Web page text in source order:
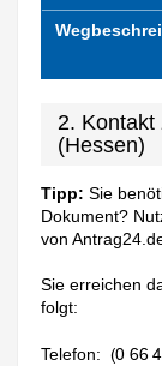
2. Kontakt
(Hessen)
Tipp: Sie
Dokument?
von
Sie erreichen
folgt:
Telefon: